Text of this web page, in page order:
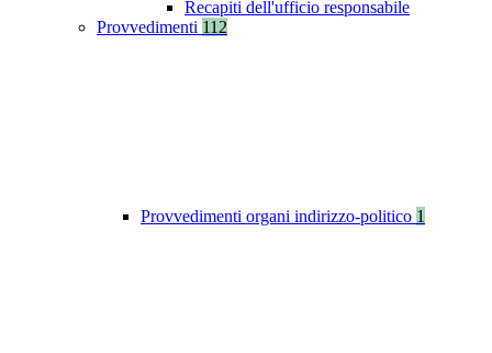
Recapiti dell'ufficio responsabile
Provvedimenti 112
Provvedimenti organi indirizzo-politico 1